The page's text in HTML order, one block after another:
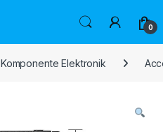
0
Komponente Elektronik